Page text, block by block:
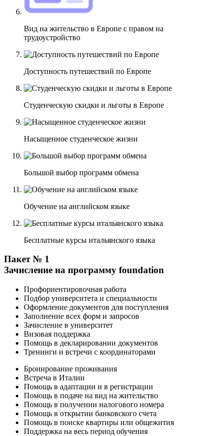
Вид на жительство в Европе с правом на
трудоустройство
Доступность путешествий по Европе
Студенческую скидки и льготы в Европе
Насыщенное студенческое жизни
Большой выбор программ обмена
Обучение на английском языке
Бесплатные курсы итальянского языка
Пакет № 1
Зачисление на программу foundation
Профориентировочная работа
Подбор университета и специальности
Оформление документов для поступления
Заполнение всех форм и запросов
Зачисление в университет
Визовая поддержка
Помощь в декларировании документов
Тренинги и встречи с координаторами
Бронирование проживания
Встреча в Италии
Помощь в адаптации и в регистрации
Помощь в подаче на вид на жительство
Помощь в получении налогового номера
Помощь в открытии банковского счета
Помощь в поиске квартиры или общежития
Поддержка на весь период обучения